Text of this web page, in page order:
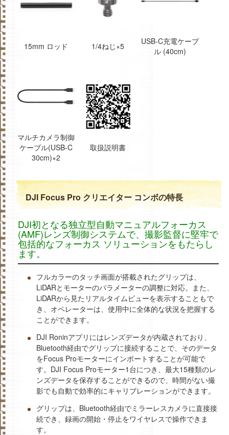
15mm ロッド 1/4ねじ×5
USB-C充電ケーブ
ル (40cm)
マルチカメラ制御
ケーブル(USB-C
30cm)×2
取扱説明書
DJI Focus Pro クリエイター コンボ‌の特長
DJI初となる独立型自動マニュアルフォーカス
(AMF)レンズ制御システムで、撮影監督に堅牢で
包括的なフォーカス ソリューションをもたらし
ます。
フルカラーのタッチ画面が搭載されたグリップは、
LiDARとモーターのパラメーターの調整に対応。また、
LiDARから見たリアルタイムビューを表示することもで
き、オペレーターは、使用中に全体的な状況を把握する
ことができます。
DJI Roninアプリにはレンズデータが内蔵されており、
Bluetooth経由でグリップに接続することで、そのデータ
をFocus Proモーターにインポートすることが可能で
す。DJI Focus Proモーター1台につき、最大15種類のレ
ンズデータを保存することができるので、時間がない撮
影でも自動で効率的にキャリブレーションができます。
グリップは、Bluetooth経由でミラーレスカメラに直接接
続でき、録画の開始・停止をワイヤレスで操作できま
す。